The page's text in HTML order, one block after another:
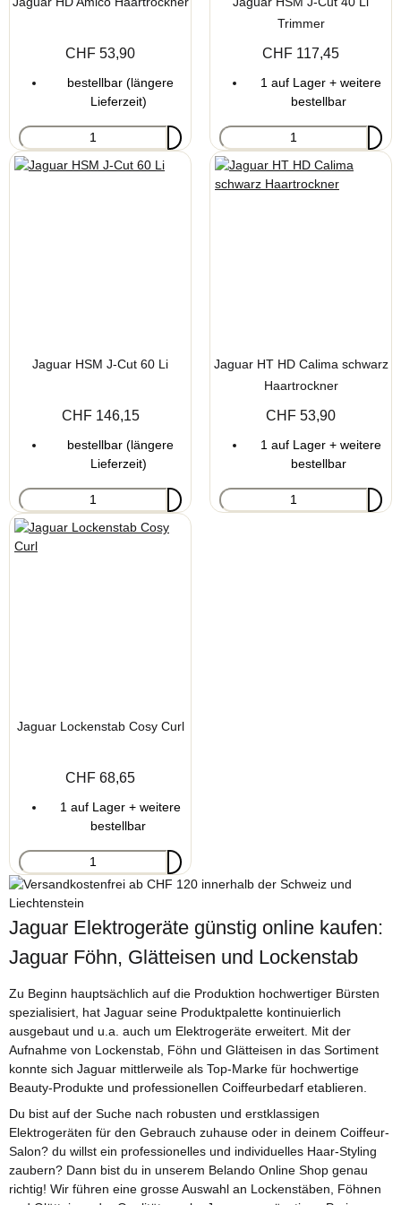
CHF 53,90
bestellbar (längere
Lieferzeit)
Trimmer
CHF 117,45
1 auf Lager + weitere
bestellbar
Jaguar HSM J-Cut 60 Li
CHF 146,15
bestellbar (längere
Lieferzeit)
Jaguar HT HD Calima schwarz
Haartrockner
CHF 53,90
1 auf Lager + weitere
bestellbar
Jaguar Lockenstab Cosy Curl
CHF 68,65
1 auf Lager + weitere
bestellbar
Jaguar Elektrogeräte günstig online kaufen:
Jaguar Föhn, Glätteisen und Lockenstab
Zu Beginn hauptsächlich auf die Produktion hochwertiger Bürsten
spezialisiert, hat Jaguar seine Produktpalette kontinuierlich
ausgebaut und u.a. auch um Elektrogeräte erweitert. Mit der
Aufnahme von Lockenstab, Föhn und Glätteisen in das Sortiment
konnte sich Jaguar mittlerweile als Top-Marke für hochwertige
Beauty-Produkte und professionellen Coiffeurbedarf etablieren.
Du bist auf der Suche nach robusten und erstklassigen
Elektrogeräten für den Gebrauch zuhause oder in deinem Coiffeur-
Salon? du willst ein professionelles und individuelles Haar-Styling
zaubern? Dann bist du in unserem Belando Online Shop genau
richtig! Wir führen eine grosse Auswahl an Lockenstäben, Föhnen